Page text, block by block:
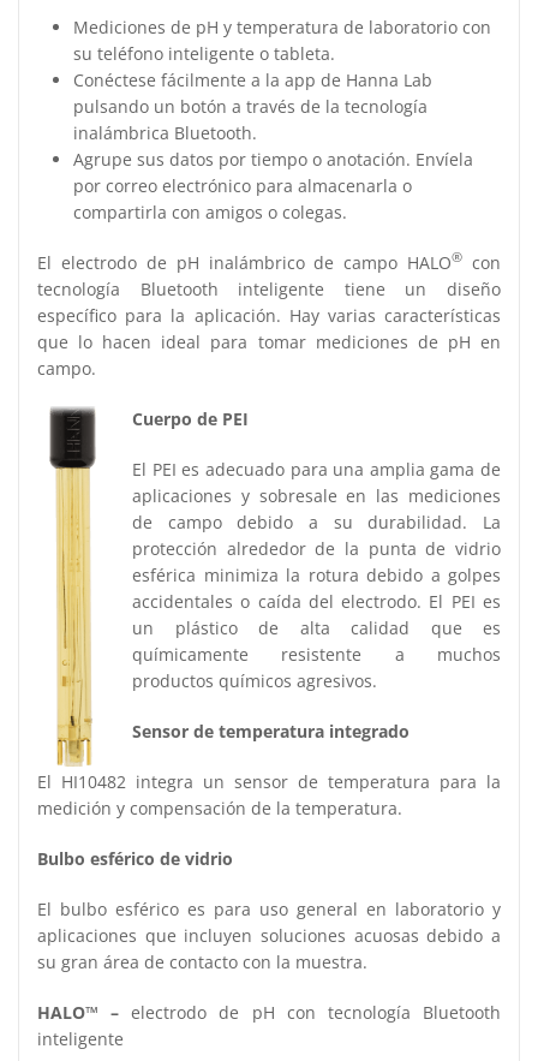
Mediciones de pH y temperatura de laboratorio con
su teléfono inteligente o tableta.
Conéctese fácilmente a la app de Hanna Lab
pulsando un botón a través de la tecnología
inalámbrica Bluetooth.
Agrupe sus datos por tiempo o anotación. Envíela
por correo electrónico para almacenarla o
compartirla con amigos o colegas.
El electrodo de pH inalámbrico de campo HALO® con
tecnología Bluetooth inteligente tiene un diseño
específico para la aplicación. Hay varias características
que lo hacen ideal para tomar mediciones de pH en
campo.
Cuerpo de PEI
El PEI es adecuado para una amplia gama de
aplicaciones y sobresale en las mediciones
de campo debido a su durabilidad. La
protección alrededor de la punta de vidrio
esférica minimiza la rotura debido a golpes
accidentales o caída del electrodo. El PEI es
un plástico de alta calidad que es
químicamente resistente a muchos
productos químicos agresivos.
Sensor de temperatura integrado
El HI10482 integra un sensor de temperatura para la
medición y compensación de la temperatura.
Bulbo esférico de vidrio
El bulbo esférico es para uso general en laboratorio y
aplicaciones que incluyen soluciones acuosas debido a
su gran área de contacto con la muestra.
HALO™ – electrodo de pH con tecnología Bluetooth
inteligente